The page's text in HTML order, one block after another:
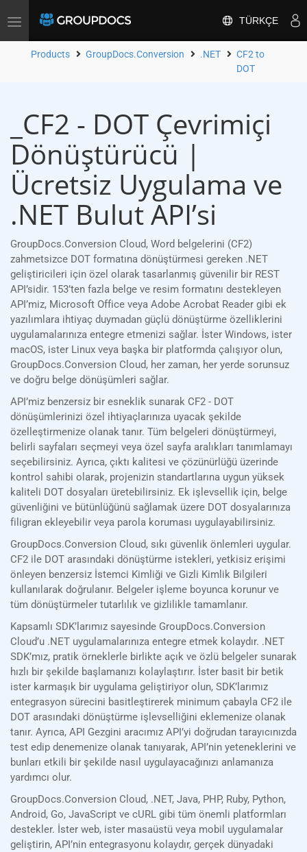
Toggle
TÜRKÇE
Products GroupDocs.Conversion .NET
CF2 to
DOT
_CF2 - DOT Çevrimiçi
Dönüştürücü |
Ücretsiz Uygulama ve
.NET Bulut API’si
GroupDocs.Conversion Cloud, Word belgelerini (CF2)
zahmetsizce DOT formatına dönüştürmesi gereken .NET
geliştiricileri için özel olarak tasarlanmış güvenilir bir REST
API’sidir. 153’ten fazla belge ve resim formatını destekleyen
API’miz, Microsoft Office veya Adobe Acrobat Reader gibi ek
yazılımlara ihtiyaç duymadan güçlü dönüştürme özelliklerini
uygulamalarınıza entegre etmenizi sağlar. İster Windows, ister
macOS, ister Linux veya başka bir platformda çalışıyor olun,
GroupDocs.Conversion Cloud, her zaman, her yerde sorunsuz
ve doğru belge dönüşümleri sağlar.
API’miz benzersiz bir esneklik sunarak CF2 - DOT
dönüşümlerinizi özel ihtiyaçlarınıza uyacak şekilde
özelleştirmenize olanak tanır. Tüm belgeleri dönüştürmeyi,
belirli sayfaları seçmeyi veya özel sayfa aralıkları tanımlamayı
seçebilirsiniz. Ayrıca, çıktı kalitesi ve çözünürlüğü üzerinde
kontrol sahibi olarak, projenizin standartlarına uygun yüksek
kaliteli DOT dosyaları üretebilirsiniz. Ek işlevsellik için, belge
güvenliğini ve bütünlüğünü sağlamak üzere DOT dosyalarınıza
filigran ekleyebilir veya parola koruması uygulayabilirsiniz.
GroupDocs.Conversion Cloud, sıkı güvenlik önlemleri uygular.
CF2 ile DOT arasındaki dönüştürme istekleri, yetkisiz erişimi
önleyen benzersiz İstemci Kimliği ve Gizli Kimlik Bilgileri
kullanılarak doğrulanır. Belgeler işleme boyunca korunur ve
tüm dönüştürmeler tutarlılık ve gizlilikle tamamlanır.
Kapsamlı SDK’larımız sayesinde GroupDocs.Conversion
Cloud’u .NET uygulamalarınıza entegre etmek kolaydır. .NET
SDK’mız, pratik örneklerle birlikte açık ve özlü belgeler sunarak
hızlı bir şekilde başlamanızı kolaylaştırır. İster basit bir betik
ister karmaşık bir uygulama geliştiriyor olun, SDK’larımız
entegrasyon sürecini basitleştirerek minimum çabayla CF2 ile
DOT arasındaki dönüştürme işlevselliğini eklemenize olanak
tanır. Ayrıca, API Gezgini aracımız API’yi doğrudan tarayıcınızda
test edip denemenize olanak tanıyarak, API’nin yeteneklerini ve
bunları etkili bir şekilde nasıl uygulayacağınızı anlamanıza
yardımcı olur.
GroupDocs.Conversion Cloud, .NET, Java, PHP, Ruby, Python,
Android, Go, JavaScript ve cURL gibi tüm önemli platformları
destekler. İster web, ister masaüstü veya mobil uygulamalar
geliştirin, API’nin entegrasyonu kolaydır, gerçek dünyadaki